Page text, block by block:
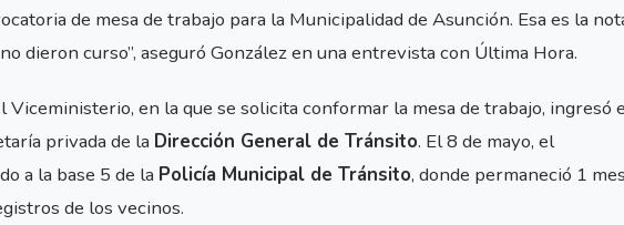
de mesa de trabajo para la Municipalidad de Asunción. Esa es la
dieron curso”, aseguró González en una entrevista con Última Hora.
Viceministerio, en la que se solicita conformar la mesa de trabajo, ingresó
privada de la Dirección General de Tránsito. El 8 de mayo, el
a la base 5 de la Policía Municipal de Tránsito, donde permaneció 1 mes
de los vecinos.